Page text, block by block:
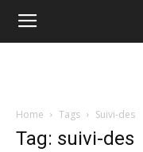
Home Tags Suivi-des
Tag: suivi-des